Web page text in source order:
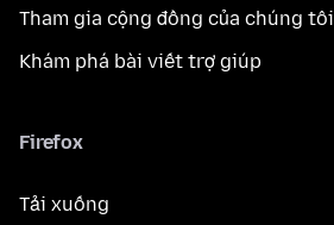
Tham gia cộng đồng của chúng tôi
Khám phá bài viết trợ giúp
Firefox
Tải xuống